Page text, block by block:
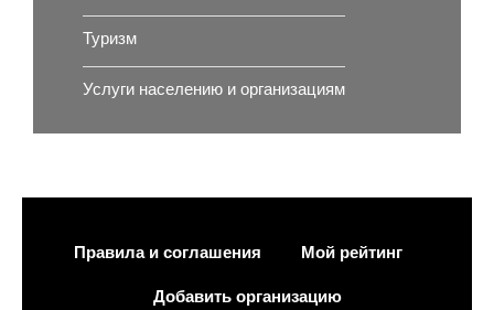
Туризм
Услуги населению и организациям
Правила и соглашения Мой рейтинг
Добавить организацию